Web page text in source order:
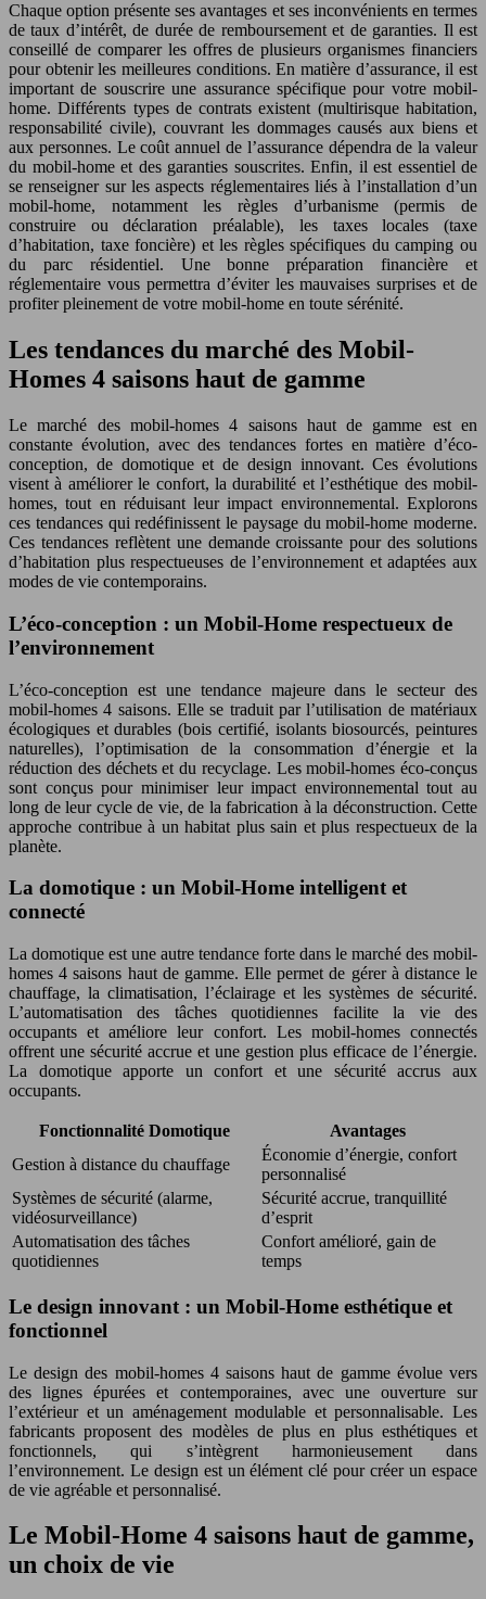
Chaque option présente ses avantages et ses inconvénients en termes
de taux d’intérêt, de durée de remboursement et de garanties. Il est
conseillé de comparer les offres de plusieurs organismes financiers
pour obtenir les meilleures conditions. En matière d’assurance, il est
important de souscrire une assurance spécifique pour votre mobil-
home. Différents types de contrats existent (multirisque habitation,
responsabilité civile), couvrant les dommages causés aux biens et
aux personnes. Le coût annuel de l’assurance dépendra de la valeur
du mobil-home et des garanties souscrites. Enfin, il est essentiel de
se renseigner sur les aspects réglementaires liés à l’installation d’un
mobil-home, notamment les règles d’urbanisme (permis de
construire ou déclaration préalable), les taxes locales (taxe
d’habitation, taxe foncière) et les règles spécifiques du camping ou
du parc résidentiel. Une bonne préparation financière et
réglementaire vous permettra d’éviter les mauvaises surprises et de
profiter pleinement de votre mobil-home en toute sérénité.
Les tendances du marché des Mobil-
Homes 4 saisons haut de gamme
Le marché des mobil-homes 4 saisons haut de gamme est en
constante évolution, avec des tendances fortes en matière d’éco-
conception, de domotique et de design innovant. Ces évolutions
visent à améliorer le confort, la durabilité et l’esthétique des mobil-
homes, tout en réduisant leur impact environnemental. Explorons
ces tendances qui redéfinissent le paysage du mobil-home moderne.
Ces tendances reflètent une demande croissante pour des solutions
d’habitation plus respectueuses de l’environnement et adaptées aux
modes de vie contemporains.
L’éco-conception : un Mobil-Home respectueux de
l’environnement
L’éco-conception est une tendance majeure dans le secteur des
mobil-homes 4 saisons. Elle se traduit par l’utilisation de matériaux
écologiques et durables (bois certifié, isolants biosourcés, peintures
naturelles), l’optimisation de la consommation d’énergie et la
réduction des déchets et du recyclage. Les mobil-homes éco-conçus
sont conçus pour minimiser leur impact environnemental tout au
long de leur cycle de vie, de la fabrication à la déconstruction. Cette
approche contribue à un habitat plus sain et plus respectueux de la
planète.
La domotique : un Mobil-Home intelligent et
connecté
La domotique est une autre tendance forte dans le marché des mobil-
homes 4 saisons haut de gamme. Elle permet de gérer à distance le
chauffage, la climatisation, l’éclairage et les systèmes de sécurité.
L’automatisation des tâches quotidiennes facilite la vie des
occupants et améliore leur confort. Les mobil-homes connectés
offrent une sécurité accrue et une gestion plus efficace de l’énergie.
La domotique apporte un confort et une sécurité accrus aux
occupants.
Fonctionnalité Domotique
Avantages
Gestion à distance du chauffage
Économie d’énergie, confort
personnalisé
Systèmes de sécurité (alarme,
vidéosurveillance)
Sécurité accrue, tranquillité
d’esprit
Automatisation des tâches
quotidiennes
Confort amélioré, gain de
temps
Le design innovant : un Mobil-Home esthétique et
fonctionnel
Le design des mobil-homes 4 saisons haut de gamme évolue vers
des lignes épurées et contemporaines, avec une ouverture sur
l’extérieur et un aménagement modulable et personnalisable. Les
fabricants proposent des modèles de plus en plus esthétiques et
fonctionnels, qui s’intègrent harmonieusement dans
l’environnement. Le design est un élément clé pour créer un espace
de vie agréable et personnalisé.
Le Mobil-Home 4 saisons haut de gamme,
un choix de vie